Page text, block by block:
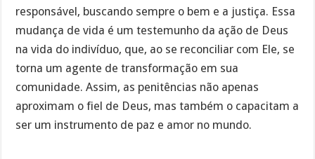
responsável, buscando sempre o bem e a justiça. Essa
mudança de vida é um testemunho da ação de Deus
na vida do indivíduo, que, ao se reconciliar com Ele, se
torna um agente de transformação em sua
comunidade. Assim, as penitências não apenas
aproximam o fiel de Deus, mas também o capacitam a
ser um instrumento de paz e amor no mundo.